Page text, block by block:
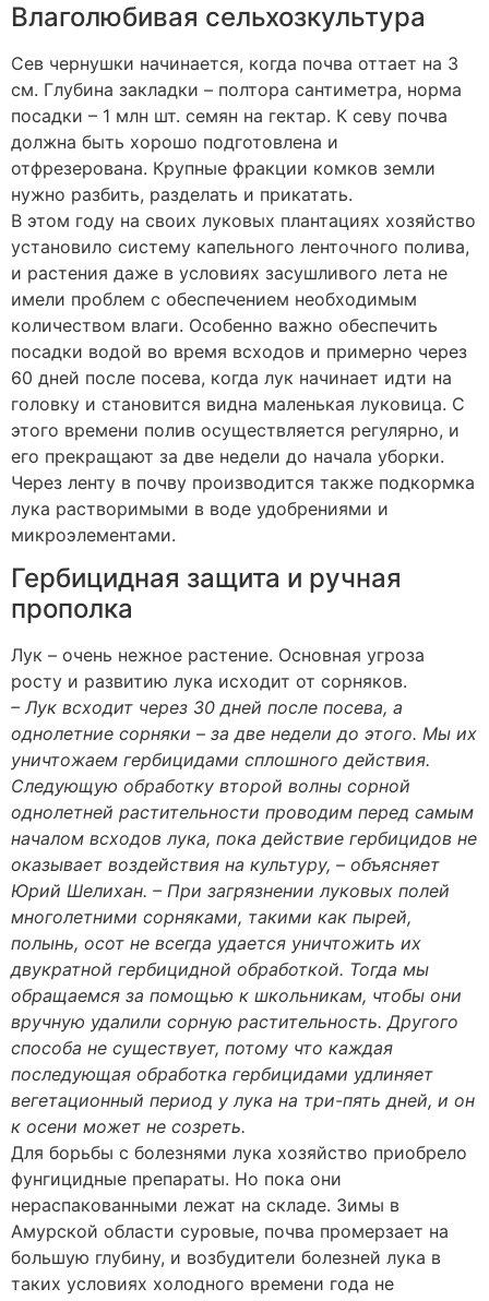
Влаголюбивая сельхозкультура
Сев чернушки начинается, когда почва оттает на 3
см. Глубина закладки – полтора сантиметра, норма
посадки – 1 млн шт. семян на гектар. К севу почва
должна быть хорошо подготовлена и
отфрезерована. Крупные фракции комков земли
нужно разбить, разделать и прикатать.
В этом году на своих луковых плантациях хозяйство
установило систему капельного ленточного полива,
и растения даже в условиях засушливого лета не
имели проблем с обеспечением необходимым
количеством влаги. Особенно важно обеспечить
посадки водой во время всходов и примерно через
60 дней после посева, когда лук начинает идти на
головку и становится видна маленькая луковица. С
этого времени полив осуществляется регулярно, и
его прекращают за две недели до начала уборки.
Через ленту в почву производится также подкормка
лука растворимыми в воде удобрениями и
микроэлементами.
Гербицидная защита и ручная
прополка
Лук – очень нежное растение. Основная угроза
росту и развитию лука исходит от сорняков.
– Лук всходит через 30 дней после посева, а
однолетние сорняки – за две недели до этого. Мы их
уничтожаем гербицидами сплошного действия.
Следующую обработку второй волны сорной
однолетней растительности проводим перед самым
началом всходов лука, пока действие гербицидов не
оказывает воздействия на культуру, – объясняет
Юрий Шелихан. – При загрязнении луковых полей
многолетними сорняками, такими как пырей,
полынь, осот не всегда удается уничтожить их
двукратной гербицидной обработкой. Тогда мы
обращаемся за помощью к школьникам, чтобы они
вручную удалили сорную растительность. Другого
способа не существует, потому что каждая
последующая обработка гербицидами удлиняет
вегетационный период у лука на три-пять дней, и он
к осени может не созреть.
Для борьбы с болезнями лука хозяйство приобрело
фунгицидные препараты. Но пока они
нераспакованными лежат на складе. Зимы в
Амурской области суровые, почва промерзает на
большую глубину, и возбудители болезней лука в
таких условиях холодного времени года не